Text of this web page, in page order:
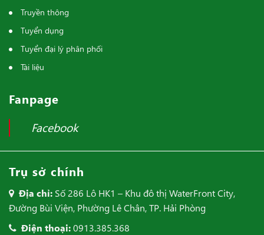
Truyền thông
Tuyển dụng
Tuyển đại lý phân phối
Tài liệu
Fanpage
Facebook
Trụ sở chính
Địa chỉ: Số 286 Lô HK1 – Khu đô thị WaterFront City,
Đường Bùi Viện, Phường Lê Chân, TP. Hải Phòng
Điện thoại:0913.385.368